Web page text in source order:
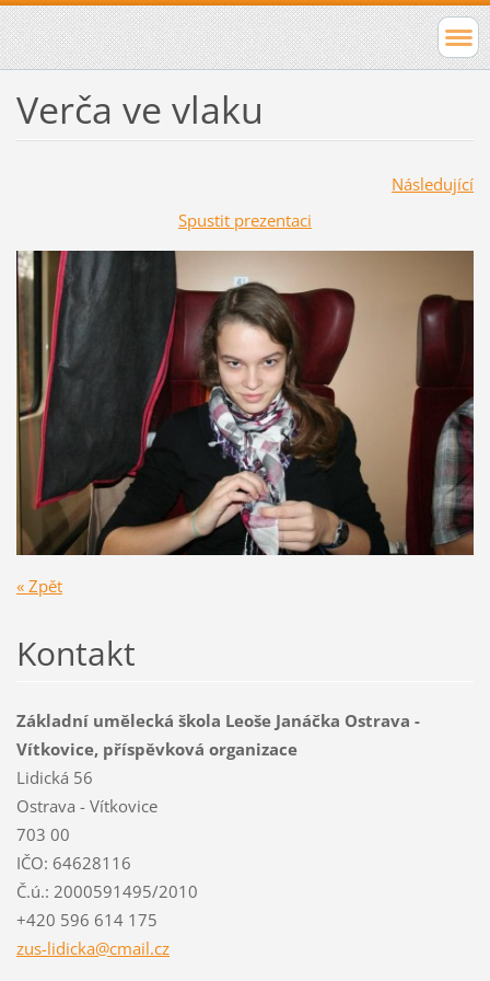
Verča ve vlaku
Následující
Spustit prezentaci
« Zpět
Kontakt
Základní umělecká škola Leoše Janáčka Ostrava -
Vítkovice, příspěvková organizace
Lidická 56
Ostrava - Vítkovice
703 00
IČO: 64628116
Č.ú.: 2000591495/2010
+420 596 614 175
zus-lidicka@cmail.cz